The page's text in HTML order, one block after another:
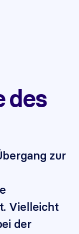
des
zur
Vielleicht
der